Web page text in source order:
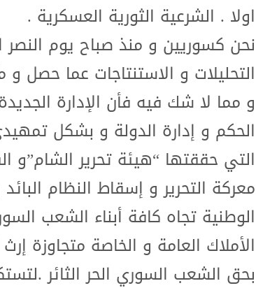
اولا . الشرعية الثورية العسكرية .
نحن كسوريين و منذ صباح يوم النصر
التحليلات و الاستنتاجات عما حصل
و مما لا شك فيه فأن الإدارة
الحكم و إدارة الدولة و بشكل
التي حققتها “هيئة تحرير
معركة التحرير و إسقاط النظام
الوطنية تجاه كافة أبناء الشعب
الأملاك العامة و الخاصة متجاوزة
بحق الشعب السوري الحر الثائر